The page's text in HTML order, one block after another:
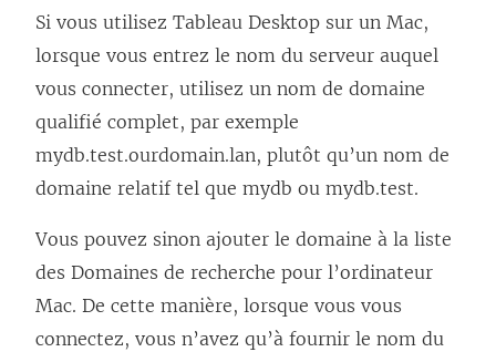
Si vous utilisez Tableau Desktop sur un Mac,
lorsque vous entrez le nom du serveur auquel
vous connecter, utilisez un nom de domaine
qualifié complet, par exemple
mydb.test.ourdomain.lan, plutôt qu’un nom de
domaine relatif tel que mydb ou mydb.test.
Vous pouvez sinon ajouter le domaine à la liste
des Domaines de recherche pour l’ordinateur
Mac. De cette manière, lorsque vous vous
connectez, vous n’avez qu’à fournir le nom du